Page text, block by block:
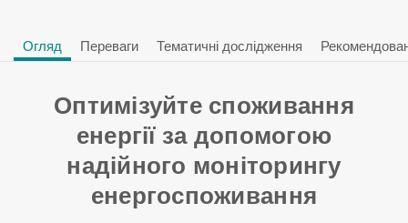
Огляд Переваги Тематичні дослідження
Оптимізуйте споживання
енергії за допомогою
надійного моніторингу
енергоспоживання